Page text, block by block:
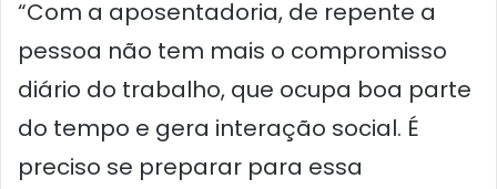
“Com a aposentadoria, de repente a
pessoa não tem mais o compromisso
diário do trabalho, que ocupa boa parte
do tempo e gera interação social. É
preciso se preparar para essa